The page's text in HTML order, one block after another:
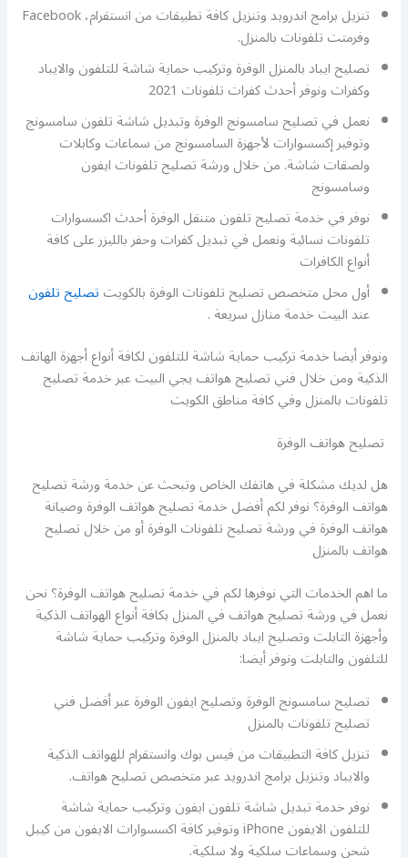
تنزيل برامج اندرويد وتنزيل كافة تطبيقات من انستقرام، Facebook
وفرمتت تلفونات بالمنزل.
تصليح ايباد بالمنزل الوفرة وتركيب حماية شاشة للتلفون والايباد
وكفرات ونوفر أحدث كفرات تلفونات 2021
نعمل في تصليح سامسونج الوفرة وتبديل شاشة تلفون سامسونج
وتوفير إكسسوارات لأجهزة السامسونج من سماعات وكابلات
ولصقات شاشة. من خلال ورشة تصليح تلفونات ايفون
وسامسونج
نوفر في خدمة تصليح تلفون متنقل الوفرة أحدث اكسسوارات
تلفونات نسائية ونعمل في تبديل كفرات وحفر بالليزر على كافة
أنواع الكافرات
أول محل متخصص تصليح تلفونات الوفرة بالكويتتصليح تلفون
عند البيت خدمة منازل سريعة .
ونوفر أيضا خدمة تركيب حماية شاشة للتلفون لكافة أنواع أجهزة الهاتف
الذكية ومن خلال فني تصليح هواتف يجي البيت عبر خدمة تصليح
تلفونات بالمنزل وفي كافة مناطق الكويت
تصليح هواتف الوفرة
هل لديك مشكلة في هاتفك الخاص وتبحث عن خدمة ورشة تصليح
هواتف الوفرة؟ نوفر لكم أفضل خدمة تصليح هواتف الوفرة وصيانة
هواتف الوفرة في ورشة تصليح تلفونات الوفرة أو من خلال تصليح
هواتف بالمنزل
ما اهم الخدمات التي نوفرها لكم في خدمة تصليح هواتف الوفرة؟ نحن
نعمل في ورشة تصليح هواتف في المنزل بكافة أنواع الهواتف الذكية
وأجهزة التابلت وتصليح ايباد بالمنزل الوفرة وتركيب حماية شاشة
للتلفون والتابلت ونوفر أيضا:
تصليح سامسونج الوفرة وتصليح ايفون الوفرة عبر أفضل فني
تصليح تلفونات بالمنزل
تنزيل كافة التطبيقات من فيس بوك وانستقرام للهواتف الذكية
والايباد وتنزيل برامج اندرويد عبر متخصص تصليح هواتف.
نوفر خدمة تبديل شاشة تلفون ايفون وتركيب حماية شاشة
للتلفون الايفون iPhone وتوفير كافة اكسسوارات الايفون من كيبل
شحن وسماعات سلكية ولا سلكية.